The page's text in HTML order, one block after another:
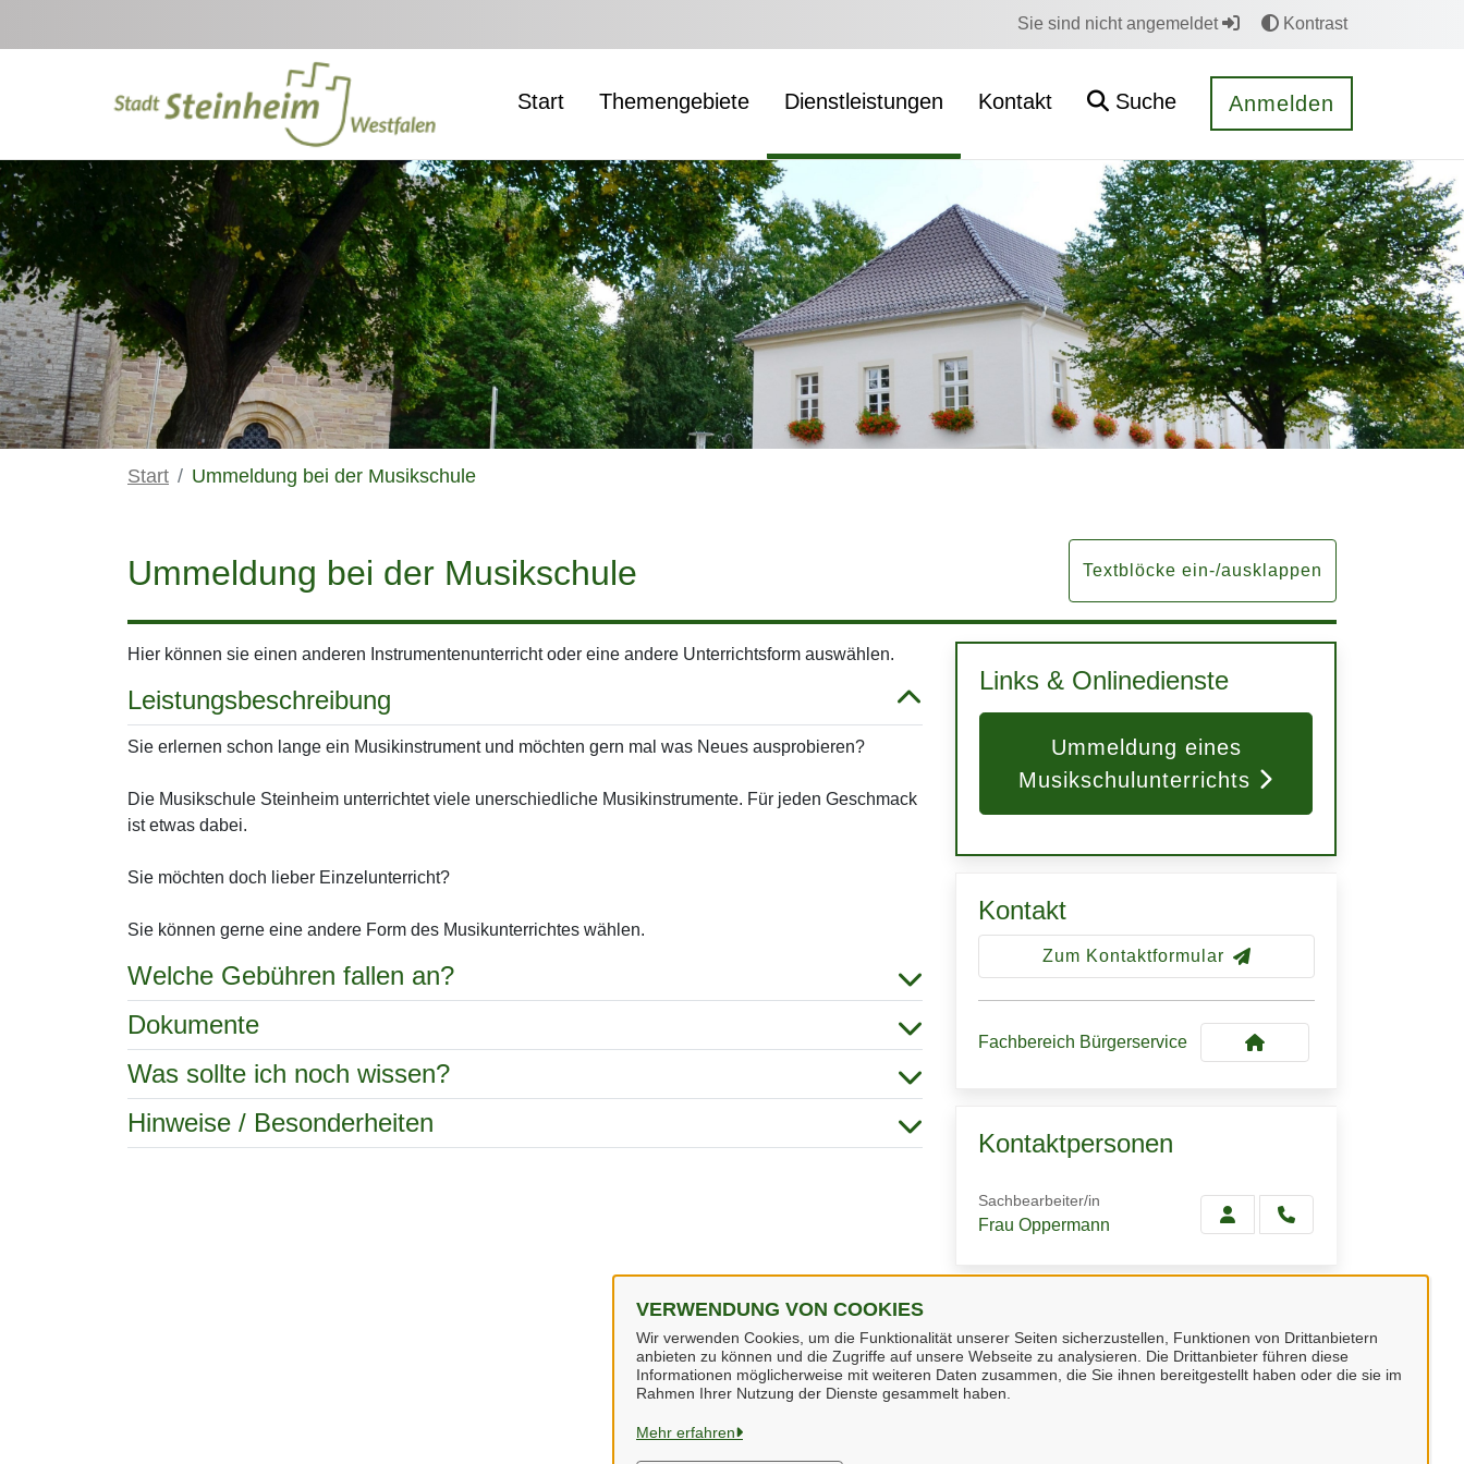
VERWENDUNG VON COOKIES
Wir verwenden Cookies, um die Funktionalität unserer Seiten sicherzustellen, Funktionen von Drittanbietern
anbieten zu können und die Zugriffe auf unsere Webseite zu analysieren. Die Drittanbieter führen diese
Informationen möglicherweise mit weiteren Daten zusammen, die Sie ihnen bereitgestellt haben oder die sie im
Rahmen Ihrer Nutzung der Dienste gesammelt haben.
Mehr erfahren
Sie sind nicht angemeldet Kontrast
Start Themengebiete Dienstleistungen Kontakt Suche Anmelden
Start Ummeldung bei der Musikschule
Ummeldung bei der Musikschule Textblöcke ein-/ausklappen
Hier können sie einen anderen Instrumentenunterricht oder eine andere Unterrichtsform auswählen.
Leistungsbeschreibung
Sie erlernen schon lange ein Musikinstrument und möchten gern mal was Neues ausprobieren?
Die Musikschule Steinheim unterrichtet viele unerschiedliche Musikinstrumente. Für jeden Geschmack
ist etwas dabei.
Sie möchten doch lieber Einzelunterricht?
Sie können gerne eine andere Form des Musikunterrichtes wählen.
Welche Gebühren fallen an?
Dokumente
Was sollte ich noch wissen?
Hinweise / Besonderheiten
Links & Onlinedienste
Ummeldung eines
Musikschulunterrichts
Kontakt
Zum Kontaktformular
Fachbereich Bürgerservice
Kontaktpersonen
Sachbearbeiter/in
Frau Oppermann
Anmelden eines